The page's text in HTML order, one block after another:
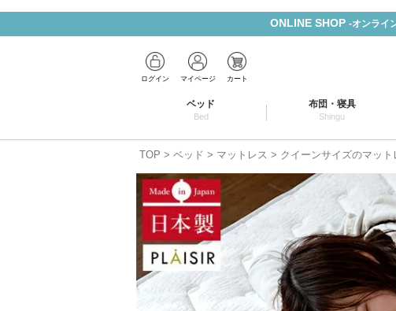
ONLINE SHOP -オンライ
ログイン マイページ カート
ベッド
Bed
布団・寝具
Shingu
TOP ベッド マットレス クイーンサイズのマット